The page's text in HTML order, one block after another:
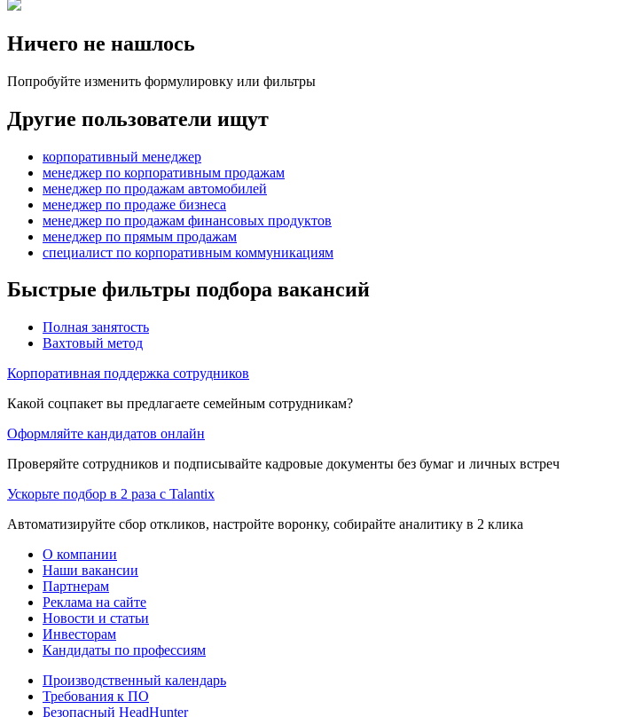
Ничего не нашлось
Попробуйте изменить формулировку или фильтры
Другие пользователи ищут
корпоративный менеджер
менеджер по корпоративным продажам
менеджер по продажам автомобилей
менеджер по продаже бизнеса
менеджер по продажам финансовых продуктов
менеджер по прямым продажам
специалист по корпоративным коммуникациям
Быстрые фильтры подбора вакансий
Полная занятость
Вахтовый метод
Корпоративная поддержка сотрудников
Какой соцпакет вы предлагаете семейным сотрудникам?
Оформляйте кандидатов онлайн
Проверяйте сотрудников и подписывайте кадровые документы без бумаг и личных встреч
Ускорьте подбор в 2 раза с Talantix
Автоматизируйте сбор откликов, настройте воронку, собирайте аналитику в 2 клика
О компании
Наши вакансии
Партнерам
Реклама на сайте
Новости и статьи
Инвесторам
Кандидаты по профессиям
Производственный календарь
Требования к ПО
Безопасный HeadHunter